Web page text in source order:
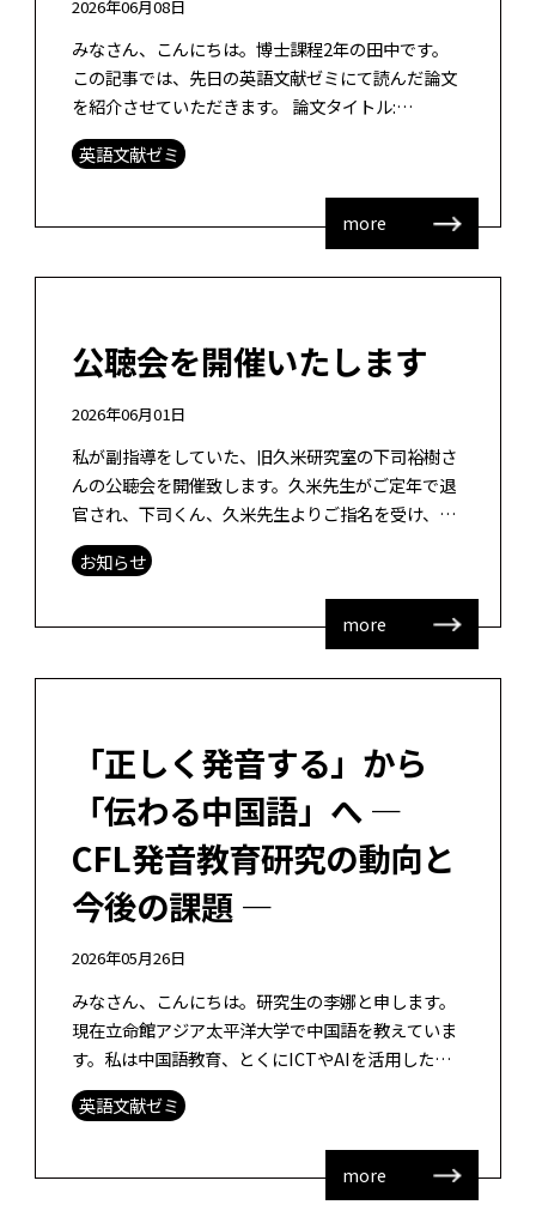
2026年06月08日
みなさん、こんにちは。博士課程2年の田中です。
この記事では、先日の英語文献ゼミにて読んだ論文
を紹介させていただきます。 論文タイトル:
Leveraging Process-Action Epistemic Networ
[…]
英語文献ゼミ
more
公聴会を開催いたします
2026年06月01日
私が副指導をしていた、旧久米研究室の下司裕樹さ
んの公聴会を開催致します。久米先生がご定年で退
官され、下司くん、久米先生よりご指名を受け、窓
口教員を務めております。 下司くんは私がまだ教育
学部の高年次学生向け授業「教育情報 […]
お知らせ
more
「正しく発音する」から
「伝わる中国語」へ ―
CFL発音教育研究の動向と
今後の課題 ―
2026年05月26日
みなさん、こんにちは。研究生の李娜と申します。
現在立命館アジア太平洋大学で中国語を教えていま
す。私は中国語教育、とくにICTやAIを活用した中
国語会話力の向上に関心を持っています。どうぞよ
ろしくお願いいたします。 ここで […]
英語文献ゼミ
more